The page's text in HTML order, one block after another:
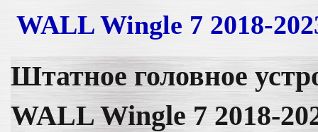
WALL Wingle 7 2018-
Штатное головное
WALL Wingle 7 2018-